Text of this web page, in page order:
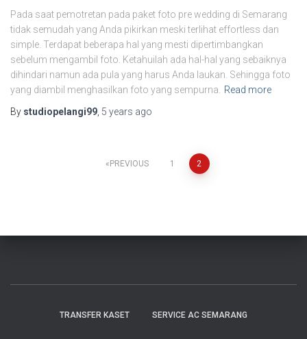
Pada saat pemotretan pada paket foto pre wedding di Semarang
tidak semudah yang Anda pikirkan meski terlihat effortless dan
simple. Terdapat beberapa hal yang mesti dipertimbangkan
sebelum mengambil foto. Ketahuilah ada hal-hal yang sebaiknya
dihindari namun ada pula yang harus Anda laukan. Sehingga foto
yang diambil menghasilkan foto yang sempurna.
Read more
By studiopelangi99 5 years ago
PREVIOUS 1 2
TRANSFER KASET SERVICE AC SEMARANG